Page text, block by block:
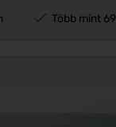
Több mint